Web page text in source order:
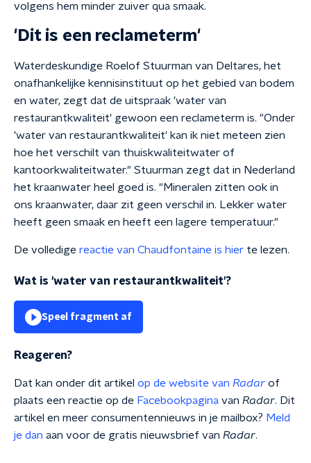
volgens hem minder zuiver qua smaak.
'Dit is een reclameterm'
Waterdeskundige Roelof Stuurman van Deltares, het
onafhankelijke kennisinstituut op het gebied van bodem
en water, zegt dat de uitspraak 'water van
restaurantkwaliteit' gewoon een reclameterm is. "Onder
'water van restaurantkwaliteit' kan ik niet meteen zien
hoe het verschilt van thuiskwaliteitwater of
kantoorkwaliteitwater." Stuurman zegt dat in Nederland
het kraanwater heel goed is. "Mineralen zitten ook in
ons kraanwater, daar zit geen verschil in. Lekker water
heeft geen smaak en heeft een lagere temperatuur."
De volledige reactie van Chaudfontaine is hier te lezen.
Wat is 'water van restaurantkwaliteit'?
Speel fragment af
Reageren?
Dat kan onder dit artikel op de website van Radar of
plaats een reactie op de Facebookpagina van Radar. Dit
artikel en meer consumentennieuws in je mailbox? Meld
je dan aan voor de gratis nieuwsbrief van Radar.